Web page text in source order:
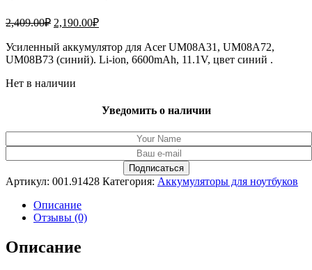
2,409.00₽ Первоначальная
составляла
2,409.00₽.
2,190.00₽Текущая
2,190.00₽.
Усиленный аккумулятор для Acer UM08A31, UM08A72,
UM08B73 (синий). Li-ion, 6600mAh, 11.1V, цвет синий .
Нет в наличии
Уведомить о наличии
Артикул: 001.91428 Категория: Аккумуляторы для ноутбуков
Описание
Отзывы (0)
Описание